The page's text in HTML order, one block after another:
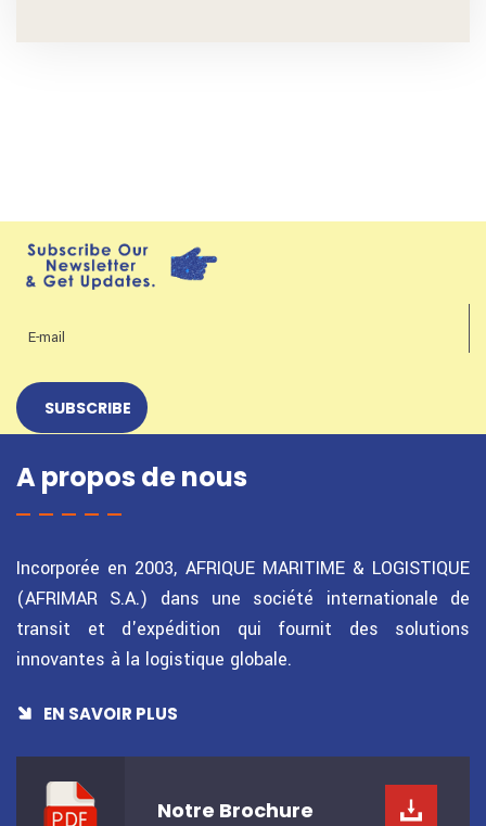
A propos de nous
Incorporée en 2003, AFRIQUE MARITIME & LOGISTIQUE
(AFRIMAR S.A.) dans une société internationale de
transit et d'expédition qui fournit des solutions
innovantes à la logistique globale.
EN SAVOIR PLUS
Notre Brochure